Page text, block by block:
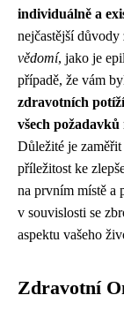
individuálně a
nejčastější
vědomí, jako je
případě, že vám
zdravotních
všech
Důležité je
příležitost ke
na prvním místě a
v souvislosti se
aspektu vašeho
Zdravotní